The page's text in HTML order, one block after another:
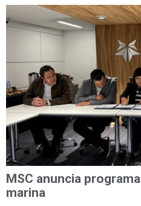
MSC anuncia
marina